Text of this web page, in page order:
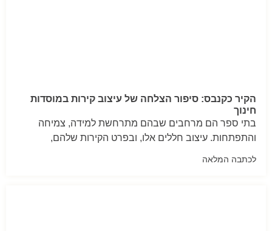
הקיר כקנבס: סיפור הצלחה של עיצוב קירות במוסדות
חינוך
בתי ספר הם מרחבים שבהם מתרחשת למידה, צמיחה
והתפתחות. עיצוב חללים אלו, ובפרט הקירות שלהם,
לכתבה המלאה